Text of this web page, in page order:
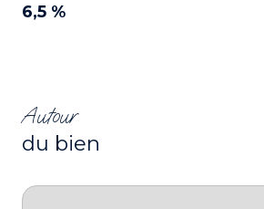
6,5 %
Autour
du bien